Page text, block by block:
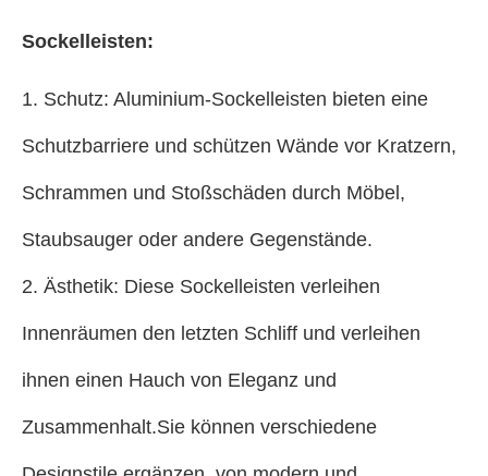
Sockelleisten:
1. Schutz: Aluminium-Sockelleisten bieten eine
Schutzbarriere und schützen Wände vor Kratzern,
Schrammen und Stoßschäden durch Möbel,
Staubsauger oder andere Gegenstände.
2. Ästhetik: Diese Sockelleisten verleihen
Innenräumen den letzten Schliff und verleihen
ihnen einen Hauch von Eleganz und
Zusammenhalt.Sie können verschiedene